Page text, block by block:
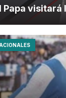
Papa